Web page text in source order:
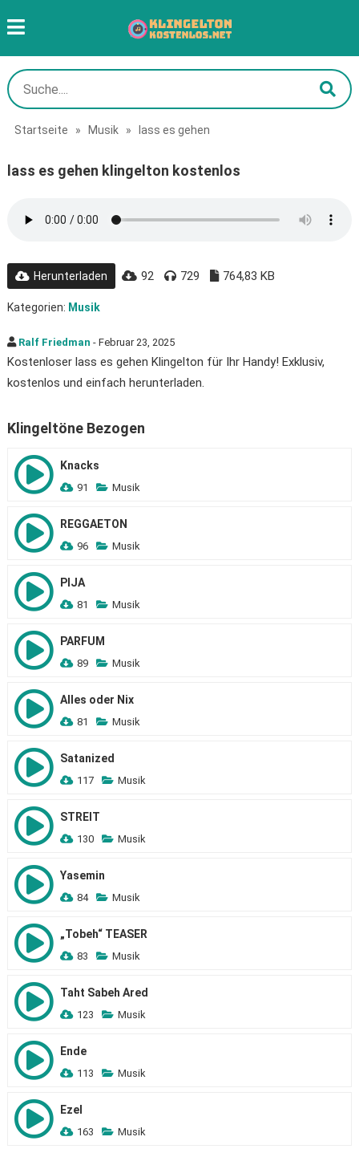
Startseite » Musik » lass es gehen
lass es gehen klingelton kostenlos
Herunterladen 92 729 764,83 KB
Kategorien: Musik
Ralf Friedman - Februar 23, 2025
Kostenloser lass es gehen Klingelton für Ihr Handy! Exklusiv,
kostenlos und einfach herunterladen.
Klingeltöne Bezogen
Knacks
91 Musik
REGGAETON
96 Musik
PIJA
81 Musik
PARFUM
89 Musik
Alles oder Nix
81 Musik
Satanized
117 Musik
STREIT
130 Musik
Yasemin
84 Musik
„Tobeh“ TEASER
83 Musik
Taht Sabeh Ared
123 Musik
Ende
113 Musik
Ezel
163 Musik